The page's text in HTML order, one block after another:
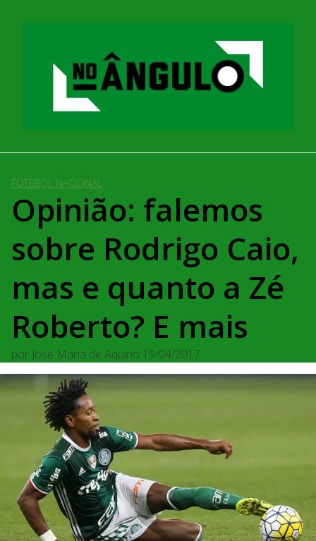
FUTEBOL NACIONAL
Opinião: falemos
sobre Rodrigo Caio,
mas e quanto a Zé
Roberto? E mais
por José Maria de Aquino 19/04/2017